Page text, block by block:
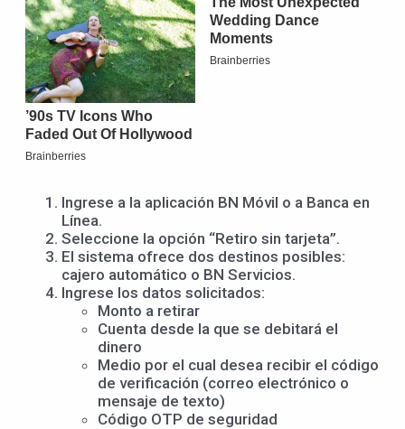
Ingrese a la aplicación BN Móvil o a Banca en
Línea.
Seleccione la opción “Retiro sin tarjeta”.
El sistema ofrece dos destinos posibles:
cajero automático o BN Servicios.
Ingrese los datos solicitados:
Monto a retirar
Cuenta desde la que se debitará el
dinero
Medio por el cual desea recibir el código
de verificación (correo electrónico o
mensaje de texto)
Código OTP de seguridad